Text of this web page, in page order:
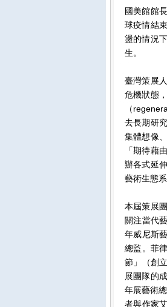
國美館館
球疫情結
盪的情況
生。
臺灣策展
危機狀態
（
去長期研
集體想像
「期待藉
辦各式延
藝術生態系
本屆策展
關注當代
年威尼斯
總監。菲
節」（創
展團隊的
年展藝術
者與作家